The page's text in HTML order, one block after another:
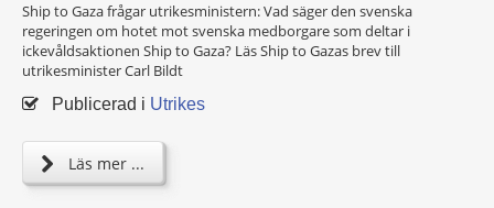
Ship to Gaza frågar utrikesministern: Vad säger den svenska
regeringen om hotet mot svenska medborgare som deltar i
ickevåldsaktionen Ship to Gaza? Läs Ship to Gazas brev till
utrikesminister Carl Bildt
Publicerad i Utrikes
Läs mer ...